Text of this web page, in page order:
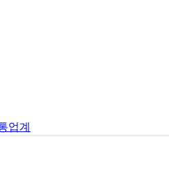
업계